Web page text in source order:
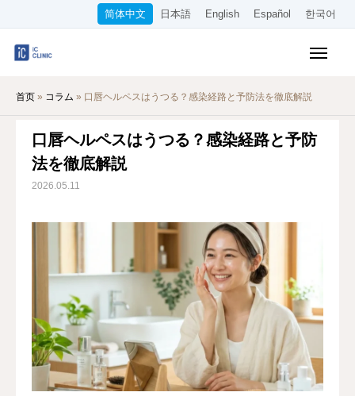
简体中文 日本語 English Español 한국어
首页 » コラム » 口唇ヘルペスはうつる？感染経路と予防法を徹底解説
口唇ヘルペスはうつる？感染経路と予防
法を徹底解説
2026.05.11
收费标准
在线诊疗
关于本院
WEB预约
招聘信息